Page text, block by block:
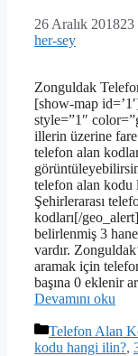
26 Aralık 201823
her-sey
Zonguldak
[show-map
style=”1″
illerin üzerine
telefon alan
telefon alan kodu
Şehirlerarası
kodları[/
belirlenmiş 3
vardır.
aramak için
başına 0 eklenir
Devamını oku
Kategoriler
Telefon Alan
kodu hangi ilin?,